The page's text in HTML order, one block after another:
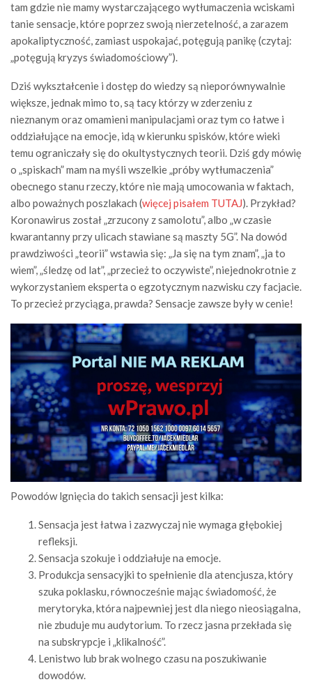
tam gdzie nie mamy wystarczającego wytłumaczenia wciskami
tanie sensacje, które poprzez swoją nierzetelność, a zarazem
apokaliptyczność, zamiast uspokajać, potęgują panikę (czytaj:
„potęgują kryzys świadomościowy”).
Dziś wykształcenie i dostęp do wiedzy są nieporównywalnie
większe, jednak mimo to, są tacy którzy w zderzeniu z
nieznanym oraz omamieni manipulacjami oraz tym co łatwe i
oddziałujące na emocje, idą w kierunku spisków, które wieki
temu ograniczały się do okultystycznych teorii. Dziś gdy mówię
o „spiskach” mam na myśli wszelkie „próby wytłumaczenia”
obecnego stanu rzeczy, które nie mają umocowania w faktach,
albo poważnych poszlakach (więcej pisałem TUTAJ). Przykład?
Koronawirus został „zrzucony z samolotu”, albo „w czasie
kwarantanny przy ulicach stawiane są maszty 5G”. Na dowód
prawdziwości „teorii” wstawia się: „Ja się na tym znam”, „ja to
wiem”, „śledzę od lat”, „przecież to oczywiste”, niejednokrotnie z
wykorzystaniem eksperta o egzotycznym nazwisku czy facjacie.
To przecież przyciąga, prawda? Sensacje zawsze były w cenie!
Powodów lgnięcia do takich sensacji jest kilka:
Sensacja jest łatwa i zazwyczaj nie wymaga głębokiej
refleksji.
Sensacja szokuje i oddziałuje na emocje.
Produkcja sensacyjki to spełnienie dla atencjusza, który
szuka poklasku, równocześnie mając świadomość, że
merytoryka, która najpewniej jest dla niego nieosiągalna,
nie zbuduje mu audytorium. To rzecz jasna przekłada się
na subskrypcje i „klikalność”.
Lenistwo lub brak wolnego czasu na poszukiwanie
dowodów.